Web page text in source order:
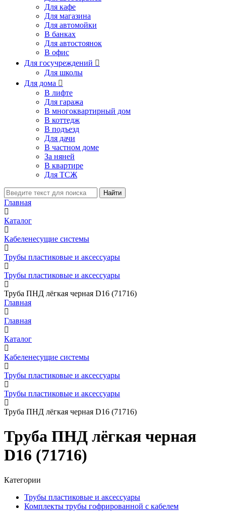
Для кафе
Для магазина
Для автомойки
В банках
Для автостоянок
В офис
Для госучреждений 
Для школы
Для дома 
В лифте
Для гаража
В многоквартирный дом
В коттедж
В подъезд
Для дачи
В частном доме
За няней
В квартире
Для ТСЖ
Найти
Главная
Каталог
Кабеленесущие системы
Трубы пластиковые и аксессуары
Трубы пластиковые и аксессуары
Труба ПНД лёгкая черная D16 (71716)
Главная
Главная
Каталог
Кабеленесущие системы
Трубы пластиковые и аксессуары
Трубы пластиковые и аксессуары
Труба ПНД лёгкая черная D16 (71716)
Труба ПНД лёгкая черная
D16 (71716)
Категории
Трубы пластиковые и аксессуары
Комплекты трубы гофрированной с кабелем